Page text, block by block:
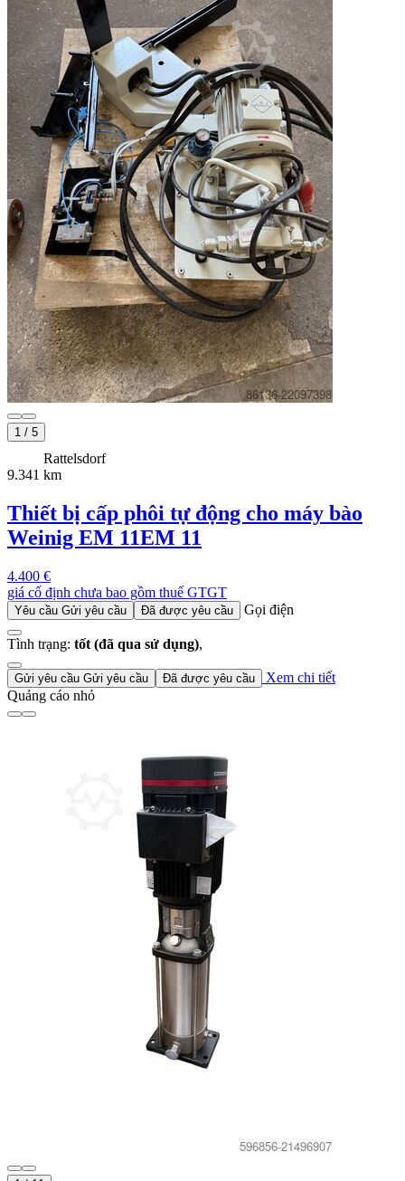
1 / 5
Rattelsdorf
9.341 km
Thiết bị cấp phôi tự động cho máy bào
Weinig EM 11EM 11
4.400 €
giá cố định chưa bao gồm thuế GTGT
Yêu cầu Gửi yêu cầu Đã được yêu cầu Gọi điện
Tình trạng: tốt (đã qua sử dụng),
Gửi yêu cầu Gửi yêu cầu Đã được yêu cầu
Xem chi tiết
Quảng cáo nhỏ